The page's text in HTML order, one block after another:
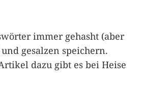
immer gehasht (aber
gesalzen speichern.
dazu gibt es bei Heise